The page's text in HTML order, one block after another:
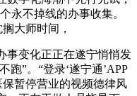
永不掉线的办事收集。
大师时间，
变化正正在遂宁悄悄发
跑”。“登录‘遂宁通’APP
保暂停营业的视频德律风